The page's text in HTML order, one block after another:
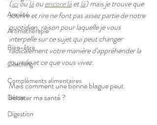
Anxiété
Aromathérapie
Bien-être
Coaching
Compléments alimentaires
Détox
Digestion
(ici ou là ou encore là et là) mais je trouve que
sourire et rire ne font pas assez partie de notre
quotidien, raison pour laquelle je vous
interpelle sur ce sujet qui peut changer
radicalement votre manière d'appréhender la
journée et ce que vous vivez.
Mais comment une bonne blague peut
booster ma santé ?